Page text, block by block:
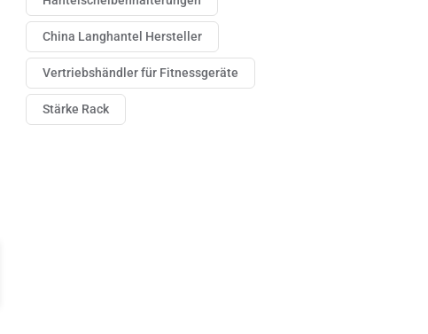
China Langhantel Hersteller
Vertriebshändler für Fitnessgeräte
Stärke Rack